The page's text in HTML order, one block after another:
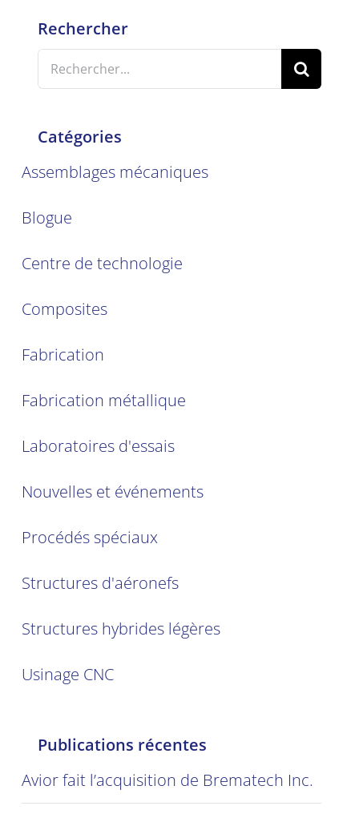
Rechercher
Search
for:
Catégories
Assemblages mécaniques
Blogue
Centre de technologie
Composites
Fabrication
Fabrication métallique
Laboratoires d'essais
Nouvelles et événements
Procédés spéciaux
Structures d'aéronefs
Structures hybrides légères
Usinage CNC
Publications récentes
Avior fait l’acquisition de Brematech Inc.